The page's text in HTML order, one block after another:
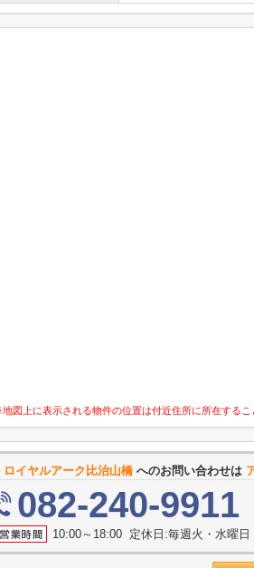
図上に表示される物件の位置は付近住所に所在する
ロイヤルアーク比治山橋 へのお問い合わせは
082-240-9911
10:00～18:00 定休日:毎週火・水曜日